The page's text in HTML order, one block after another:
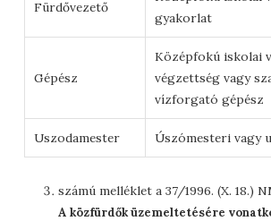
Fürdővezető
gyakorlat
Gépész
Középfokú iskolai
végzettség vagy
vízforgató gépész
Uszodamester Úszómesteri vagy
számú melléklet a 37/1996. (X. 18.)
A közfürdők üzemeltetésére